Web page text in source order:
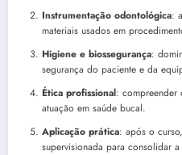
Instrumentação odontológica:
materiais usados em
Higiene e biossegurança:
segurança do paciente e da
Ética profissional:
atuação em saúde bucal.
Aplicação prática: após o
supervisionada para consolidar